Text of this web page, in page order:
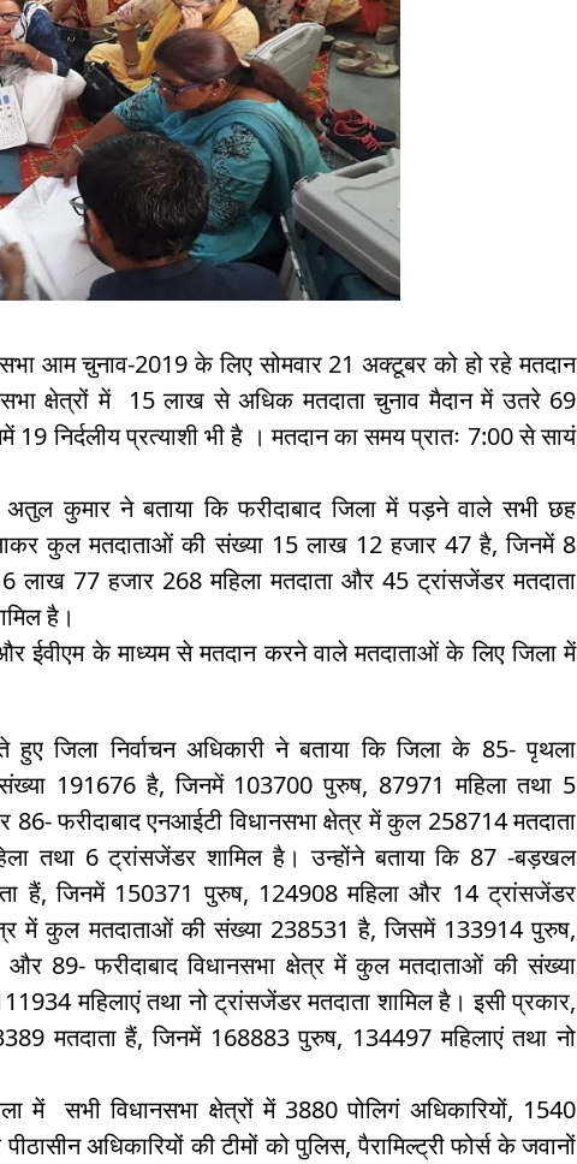
आम चुनाव-2019 के लिए सोमवार 21 अक्टूबर को हो रहे मतदान
क्षेत्रों में 15 लाख से अधिक मतदाता चुनाव मैदान में उतरे 69
निर्दलीय प्रत्याशी भी है । मतदान का समय प्रातः 7:00 से सायं
अतुल कुमार ने बताया कि फरीदाबाद जिला में पड़ने वाले सभी छह
कुल मतदाताओं की संख्या 15 लाख 12 हजार 47 है, जिनमें 8
लाख 77 हजार 268 महिला मतदाता और 45 ट्रांसजेंडर मतदाता
है।
ईवीएम के माध्यम से मतदान करने वाले मतदाताओं के लिए जिला में
जिला निर्वाचन अधिकारी ने बताया कि जिला के 85- पृथला
191676 है, जिनमें 103700 पुरुष, 87971 महिला तथा 5
86- फरीदाबाद एनआईटी विधानसभा क्षेत्र में कुल 258714 मतदाता
तथा 6 ट्रांसजेंडर शामिल है। उन्होंने बताया कि 87 -बड़खल
हैं, जिनमें 150371 पुरुष, 124908 महिला और 14 ट्रांसजेंडर
में कुल मतदाताओं की संख्या 238531 है, जिसमें 133914 पुरुष,
89- फरीदाबाद विधानसभा क्षेत्र में कुल मतदाताओं की संख्या
महिलाएं तथा नो ट्रांसजेंडर मतदाता शामिल है। इसी प्रकार,
मतदाता हैं, जिनमें 168883 पुरुष, 134497 महिलाएं तथा नो
में सभी विधानसभा क्षेत्रों में 3880 पोलिगं अधिकारियों, 1540
अधिकारियों की टीमों को पुलिस, पैरामिल्ट्री फोर्स के जवानों